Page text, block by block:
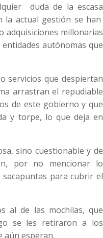
duda de la escasa
la actual gestión se han
adquisiciones millonarias
autónomas que
servicios que despiertan
arrastran el repudiable
de este gobierno y que
y torpe, lo que deja en
sino cuestionable y de
por no mencionar lo
para cubrir el
al de las mochilas, que
se les retiraron a los
aún esperan.